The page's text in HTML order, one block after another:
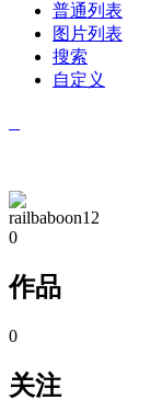
普通列表
图片列表
搜索
自定义
railbaboon12
0
作品
0
关注